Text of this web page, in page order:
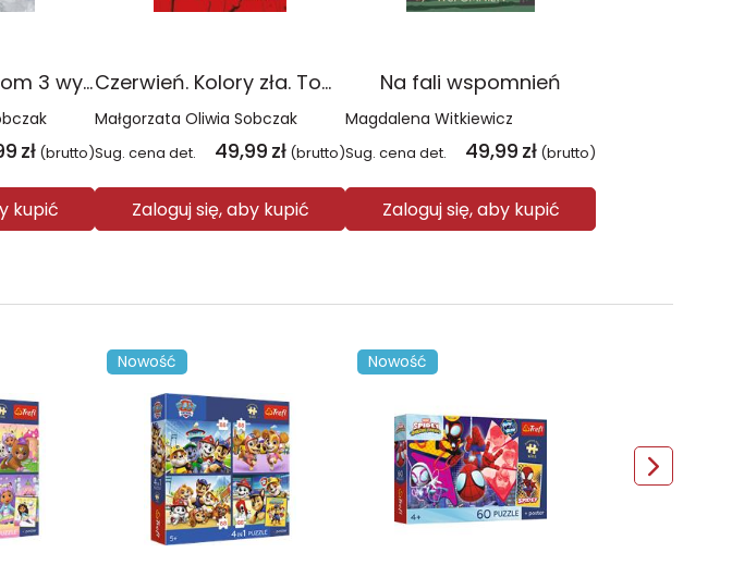
Biel. Kolory zła. Tom 3 wyd. 2025
zł (brutto)
kupić
Czerwień. Kolory zła. Tom 1 wyd. 2025
Małgorzata Oliwia Sobczak
Sug. cena det. 49,99 zł (brutto)
Zaloguj się, aby kupić
Na fali wspomnień
Magdalena Witkiewicz
Sug. cena det. 49,99 zł (brutto)
Zaloguj się, aby kupić
Nowość Nowość